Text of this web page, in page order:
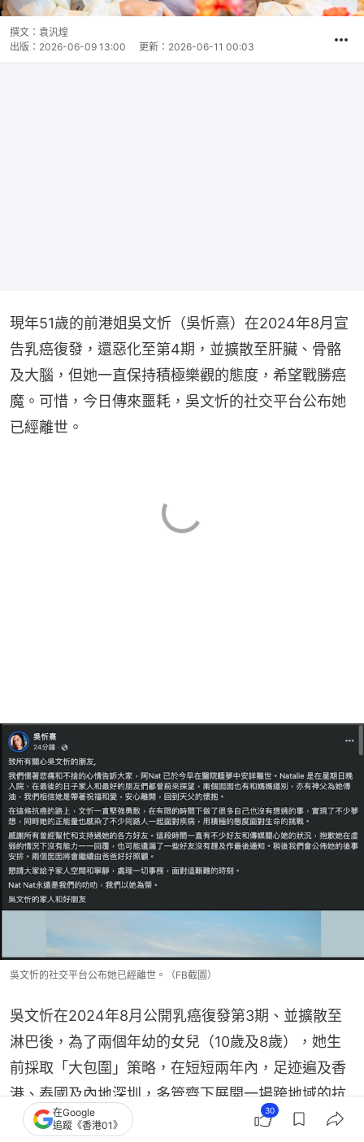
撰文： 袁汎煌
出版： 2026-06-09 13:00 更新： 2026-06-11 00:03
現年51歲的前港姐吳文忻（吳忻熹）在2024年8月宣
告乳癌復發，還惡化至第4期，並擴散至肝臟、骨骼
及大腦，但她一直保持積極樂觀的態度，希望戰勝癌
魔。可惜，今日傳來噩耗，吳文忻的社交平台公布她
已經離世。
吳文忻的社交平台公布她已經離世。（FB截圖）
吳文忻在2024年8月公開乳癌復發第3期、並擴散至
淋巴後，為了兩個年幼的女兒（10歲及8歲），她生
前採取「大包圍」策略，在短短兩年內，足迹遍及香
港、泰國及內地深圳，多管齊下展開一場跨地域的抗
癌激戰。在Google
追蹤《香港01》
30